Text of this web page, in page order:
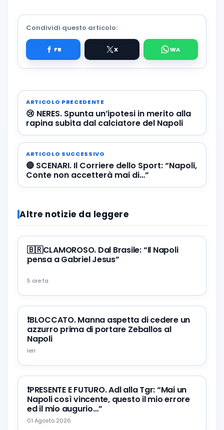
Condividi questo articolo:
ARTICOLO PRECEDENTE
😢 NERES. Spunta un’ipotesi in merito alla
rapina subita dal calciatore del Napoli
ARTICOLO SUCCESSIVO
🔴 SCENARI. Il Corriere dello Sport: “Napoli,
Conte non accetterà mai di…”
Altre notizie da leggere
🇧🇷CLAMOROSO. Dal Brasile: “Il Napoli
pensa a Gabriel Jesus”
5 ore fa
❗️BLOCCATO. Manna aspetta di cedere un
azzurro prima di portare Zeballos al
Napoli
Ieri
❗️PRESENTE E FUTURO. Adl alla Tgr: “Mai un
Napoli così vincente, questo il mio errore
ed il mio augurio…”
01 Agosto 2026